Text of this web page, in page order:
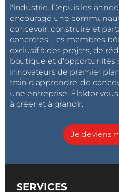
l'industrie. Depuis les
encouragé une
concevoir, construire et
concrètes. Les membres
exclusif à des projets, de
boutique et d'opportunités
innovateurs de premier
train d'apprendre, de
une entreprise, Elektor
à créer et à grandir.
Je deviens
SERVICES